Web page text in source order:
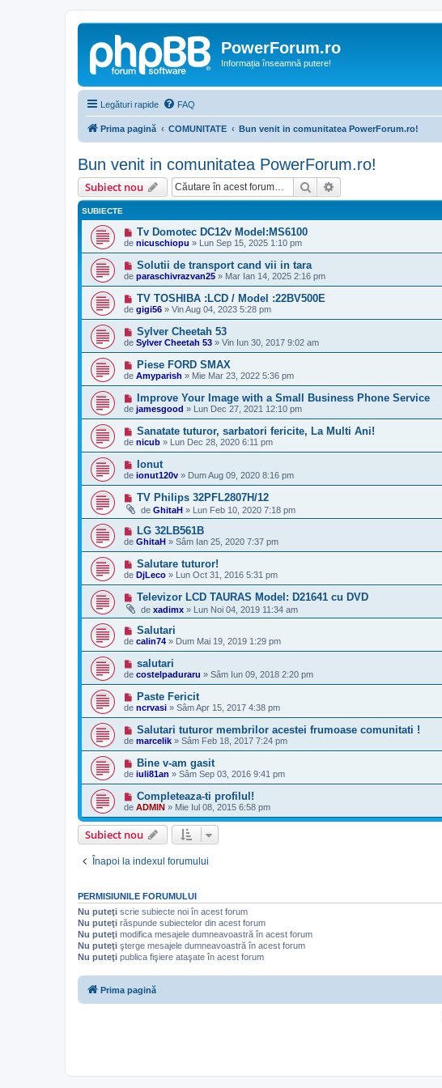
PowerForum.ro
Informația înseamnă putere!
Legături rapide FAQ
Prima pagină COMUNITATE Bun venit in comunitatea PowerForum.ro!
Bun venit in comunitatea PowerForum.ro!
Subiect nou Căutare
SUBIECTE
Tv Domotec DC12v Model:MS6100
de nicuschiopu » Lun Sep 15, 2025 1:10 pm
Solutii de transport cand vii in tara
de paraschivrazvan25 » Mar Ian 14, 2025 2:16 pm
TV TOSHIBA :LCD / Model :22BV500E
de gigi56 » Vin Aug 04, 2023 5:28 pm
Sylver Cheetah 53
de Sylver Cheetah 53 » Vin Iun 30, 2017 9:02 am
Piese FORD SMAX
de Amyparish » Mie Mar 23, 2022 5:36 pm
Improve Your Image with a Small Business Phone Service
de jamesgood » Lun Dec 27, 2021 12:10 pm
Sanatate tuturor, sarbatori fericite, La Multi Ani!
de nicub » Lun Dec 28, 2020 6:11 pm
Ionut
de ionut120v » Dum Aug 09, 2020 8:16 pm
TV Philips 32PFL2807H/12
de GhitaH » Lun Feb 10, 2020 7:18 pm
LG 32LB561B
de GhitaH » Sâm Ian 25, 2020 7:37 pm
Salutare tuturor!
de DjLeco » Lun Oct 31, 2016 5:31 pm
Televizor LCD TAURAS Model: D21641 cu DVD
de xadimx » Lun Noi 04, 2019 11:34 am
Salutari
de calin74 » Dum Mai 19, 2019 1:29 pm
salutari
de costelpaduraru » Sâm Iun 09, 2018 2:20 pm
Paste Fericit
de ncrvasi » Sâm Apr 15, 2017 4:38 pm
Salutari tuturor membrilor acestei frumoase comunitati !
de marcelik » Sâm Feb 18, 2017 7:24 pm
Bine v-am gasit
de iuli81an » Sâm Sep 03, 2016 9:41 pm
Completeaza-ti profilul!
de ADMIN » Mie Iul 08, 2015 6:58 pm
Subiect nou
Înapoi la indexul forumului
PERMISIUNILE FORUMULUI
Nu puteţi scrie subiecte noi în acest forum
Nu puteţi răspunde subiectelor din acest forum
Nu puteţi modifica mesajele dumneavoastră în acest forum
Nu puteţi şterge mesajele dumneavoastră în acest forum
Nu puteţi publica fişiere ataşate în acest forum
Prima pagină